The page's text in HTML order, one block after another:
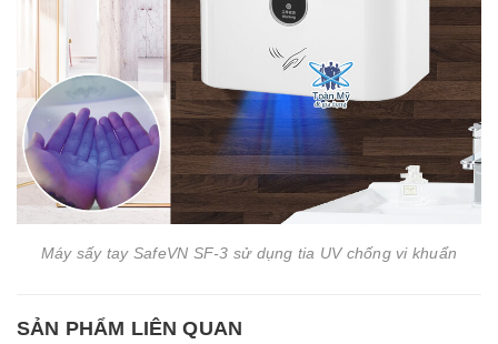
Máy sấy tay SafeVN SF-3 sử dụng tia UV chống vi khuẩn
SẢN PHẨM LIÊN QUAN